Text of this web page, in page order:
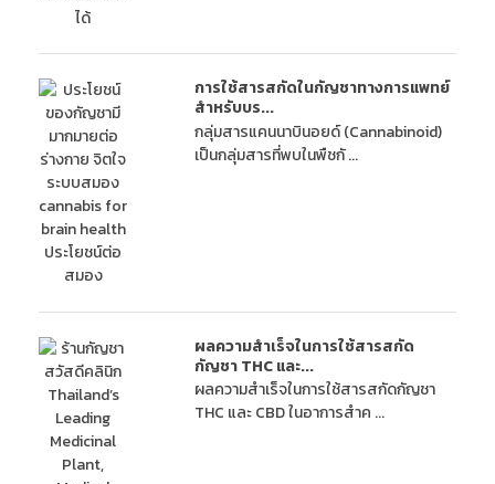
การใช้สารสกัดในกัญชาทางการแพทย์
สำหรับบร...
กลุ่มสารแคนนาบินอยด์ (Cannabinoid)
เป็นกลุ่มสารที่พบในพืชกั ...
ผลความสำเร็จในการใช้สารสกัด
กัญชา THC และ...
ผลความสำเร็จในการใช้สารสกัดกัญชา
THC และ CBD ในอาการสำค ...